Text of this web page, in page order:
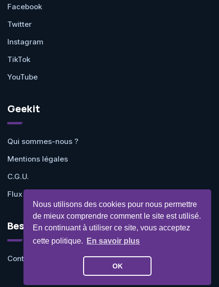
Nous utilisons des cookies pour nous permettre
de mieux comprendre comment le site est utilisé.
En continuant à utiliser ce site, vous acceptez
cette politique.
En savoir plus
OK
Facebook
Twitter
Instagram
TikTok
YouTube
Geekit
Qui sommes-nous ?
Mentions légales
C.G.U.
Flux RSS
Besoin d'aide ?
Contactez-nous